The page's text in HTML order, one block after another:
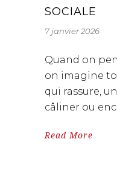
SOCIALE
7 janvier 2026
Quand on
on imagine
qui rassure,
câliner ou
Read More